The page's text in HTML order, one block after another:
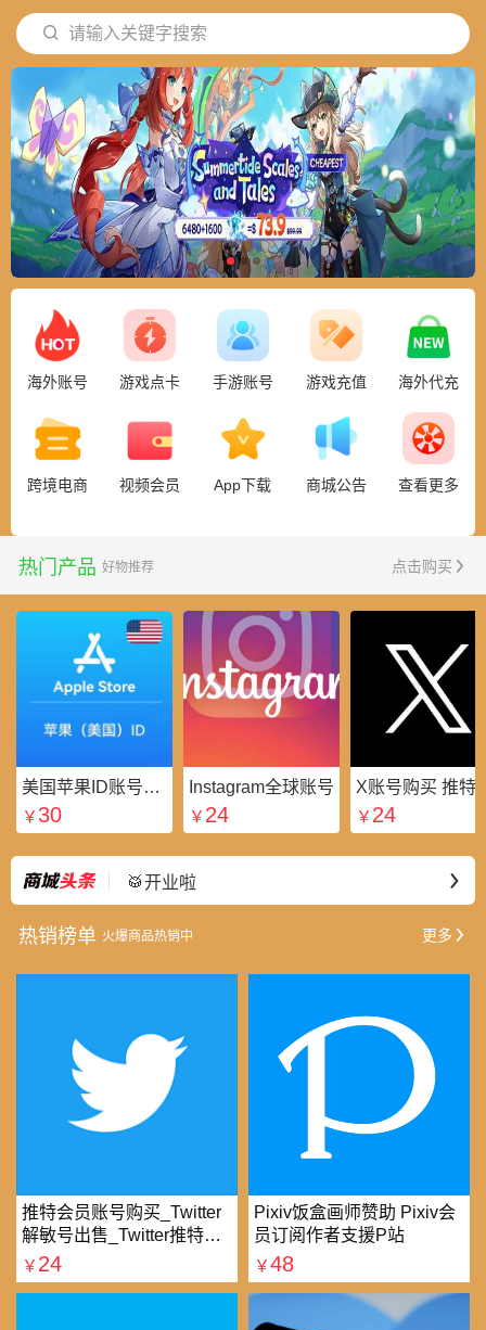
请输入关键字搜索
海外账号 游戏点卡 手游账号 游戏充值 海外代充
跨境电商 视频会员 App下载 商城公告 查看更多
热门产品 好物推荐 点击购买
美国苹果ID账号_美区Apple ID账号_外国苹果ID账号购买批发平台
￥ 30
Instagram全球账号
￥ 24
￥ 24
最新 ⭐好礼不断
🥁开业啦
热销榜单 火爆商品热销中 更多
推特会员账号购买_Twitter
解敏号出售_Twitter推特账
号购买批发平台
￥ 24
Pixiv饭盒画师赞助 Pixiv会
员订阅作者支援P站
￥48